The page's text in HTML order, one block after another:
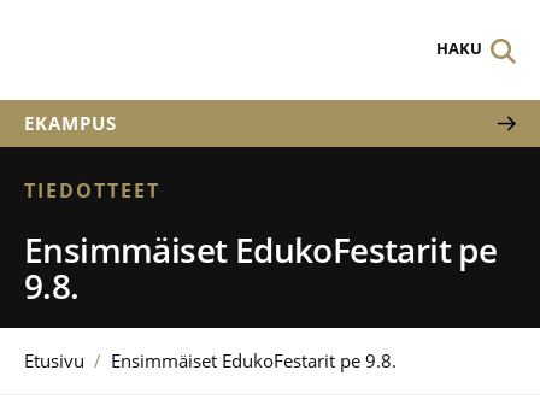
HAKU
EKAMPUS
TIEDOTTEET
Ensimmäiset EdukoFestarit pe
9.8.
Etusivu / Ensimmäiset EdukoFestarit pe 9.8.